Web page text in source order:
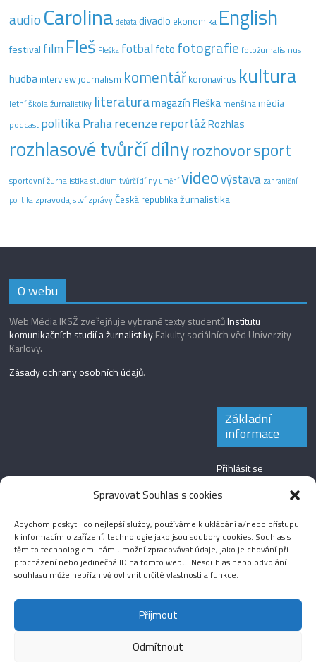
Spravovat Souhlas s cookies
Abychom poskytli co nejlepší služby, používáme k ukládání a/nebo přístupu
k informacím o zařízení, technologie jako jsou soubory cookies. Souhlas s
těmito technologiemi nám umožní zpracovávat údaje, jako je chování při
procházení nebo jedinečná ID na tomto webu. Nesouhlas nebo odvolání
souhlasu může nepříznivě ovlivnit určité vlastnosti a funkce.
Přijmout
Odmítnout
audio Carolina debata divadlo ekonomika English
festival film Fleš Fleška fotbal foto fotografie fotožurnalismus
hudba interview journalism komentář koronavirus kultura
letní škola žurnalistiky literaturamagazín Fleška menšinamédia
podcast politikaPraharecenzereportážRozhlas
rozhlasové tvůrčí dílnyrozhovorsport
sportovní žurnalistika studium tvůrčí dílny uměnívideovýstava zahraniční
politika zpravodajstvízprávyČeská republikažurnalistika
O webu
Web Média IKSŽ zveřejňuje vybrané texty studentůInstitutu
komunikačních studií a žurnalistikyFakulty sociálních věd Univerzity
Karlovy.
Zásady ochrany osobních údajů.
Základní
informace
Přihlásit se
Zdroj kanálů
Kanál komentářů
Česká lokalizace
Fotografie Audio